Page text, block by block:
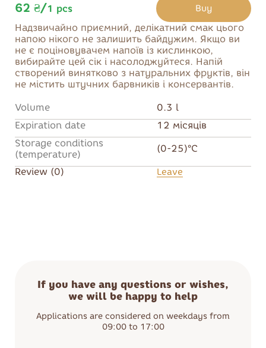
62 ₴/1 pcs Buy
Buy
Надзвичайно приємний, делікатний смак цього
напою нікого не залишить байдужим. Якщо ви
не є поціновувачем напоїв із кислинкою,
вибирайте цей сік і насолоджуйтеся. Напій
створений винятково з натуральних фруктів, він
не містить штучних барвників і консервантів.
Volume
0.3 l
Expiration date
12 місяців
Storage conditions
(temperature)
(0-25)°C
Review (0) Leave
If you have any questions or wishes,
we will be happy to help
Applications are considered on weekdays from
09:00 to 17:00